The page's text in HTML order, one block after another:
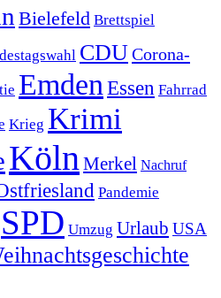
Bielefeld Brettspiel
CDUCorona-
Emden Essen Fahrrad
Krieg Krimi
Köln Merkel Nachruf
Pandemie
SPD Umzug Urlaub USA